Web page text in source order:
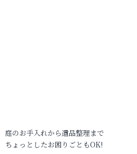
庭のお手入れから遺品整理まで
ちょっとしたお困りごともOK!